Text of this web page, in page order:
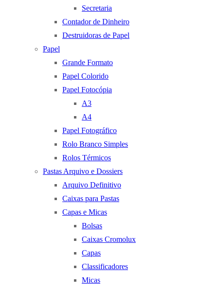
Secretaria
Contador de Dinheiro
Destruidoras de Papel
Papel
Grande Formato
Papel Colorido
Papel Fotocópia
A3
A4
Papel Fotográfico
Rolo Branco Simples
Rolos Térmicos
Pastas Arquivo e Dossiers
Arquivo Definitivo
Caixas para Pastas
Capas e Micas
Bolsas
Caixas Cromolux
Capas
Classificadores
Micas